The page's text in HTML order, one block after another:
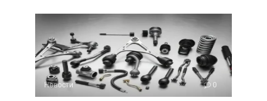
Новости 0